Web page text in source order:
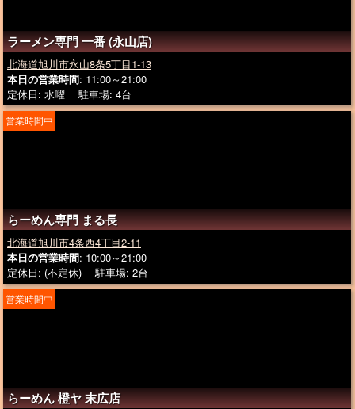
ラーメン専門 一番 (永山店)
北海道旭川市永山8条5丁目1-13
本日の営業時間: 11:00～21:00
定休日: 水曜 駐車場: 4台
らーめん専門 まる長
営業時間中
北海道旭川市4条西4丁目2-11
本日の営業時間: 10:00～21:00
定休日: (不定休) 駐車場: 2台
らーめん 橙ヤ 末広店
営業時間中